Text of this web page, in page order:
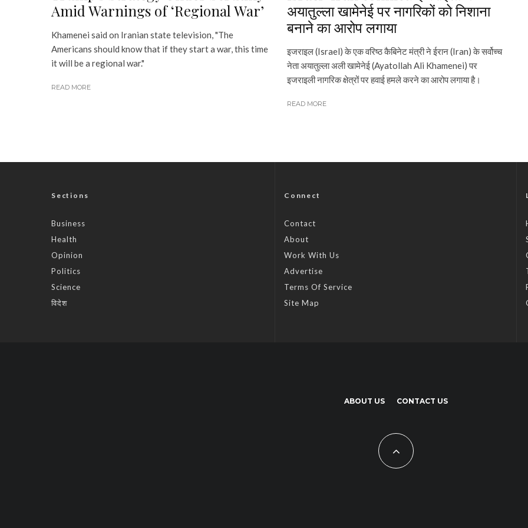
Amid Warnings of ‘Regional War’
Khamenei said on Iranian state television, "The
Americans should know that if they start a war, this time
it will be a regional war."
READ MORE
अयातुल्ला खामेनेई पर नागरिकों को निशाना
बनाने का आरोप लगाया
इजराइल (Israel) के एक वरिष्ठ कैबिनेट मंत्री ने ईरान (Iran) के सर्वोच्च
नेता अयातुल्ला अली खामेनेई (Ayatollah Ali Khamenei) पर
इजराइली नागरिक क्षेत्रों पर हवाई हमले करने का आरोप लगाया है।
READ MORE
Sections
Business
Health
Opinion
Politics
Science
विदेश
Connect
Contact
About
Work With Us
Advertise
Terms Of Service
Site Map
ABOUT US CONTACT US